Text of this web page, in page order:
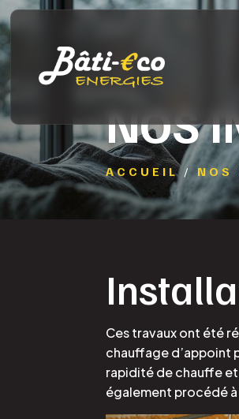
NOS
ACCUEIL/ NOS
Ces travaux ont été
chauffage d’appoint
rapidité de chauffe
également procédé